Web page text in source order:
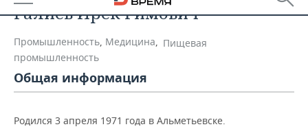
ТАТАРСТАН
УДМУРТИЯ
НОВОСТИ АНАЛИТИКИ
ДЕКЛАРАЦИИ О ДОХОДАХ
КОРОЛИ ГОСЗАКАЗА ПФО
ЭКОНОМИКА
НОВОСТИ ЭКОНОМИКИ
ФИНАНСЫ
ПРОМЫШЛЕННОСТЬ
НОВОСТИ
ПРОМЫШЛЕННОСТИ
НЕДВИЖИМОСТЬ
Галиев Ирек Римович
Промышленность, Медицина, Пищевая
промышленность
Общая информация
Родился 3 апреля 1971 года в Альметьевске.